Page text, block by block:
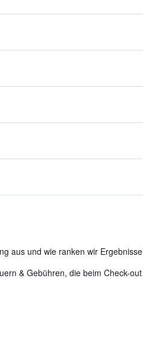
aus und wie ranken wir
& Gebühren, die beim Check-